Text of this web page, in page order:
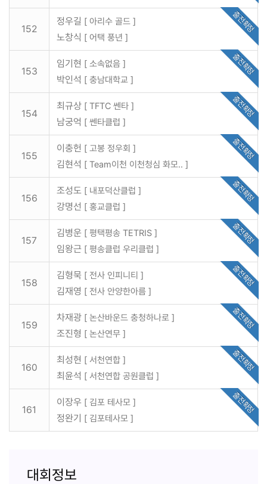
152 출전확정
정우길 [ 아리수 골드 ]
노창식 [ 어택 풍년 ]
153 출전확정
임기현 [ 소속없음 ]
박인석 [ 충남대학교 ]
154 출전확정
최규상 [ TFTC 쎈타 ]
남궁억 [ 쎈타클럽 ]
155 출전확정
이충헌 [ 고봉 정우회 ]
김현석 [ Team이천 이천청심 화모.. ]
156 출전확정
조성도 [ 내포덕산클럽 ]
강명선 [ 홍교클럽 ]
157 출전확정
김병운 [ 평택평송 TETRIS ]
임왕근 [ 평송클럽 우리클럽 ]
158 출전확정
김형묵 [ 전사 인피니티 ]
김재영 [ 전사 안양한아름 ]
159 출전확정
차재광 [ 논산바운드 충청하나로 ]
조진형 [ 논산연무 ]
160 출전확정
최성현 [ 서천연합 ]
최윤석 [ 서천연합 공원클럽 ]
161 출전확정
이장우 [ 김포 테사모 ]
정완기 [ 김포테사모 ]
대회정보